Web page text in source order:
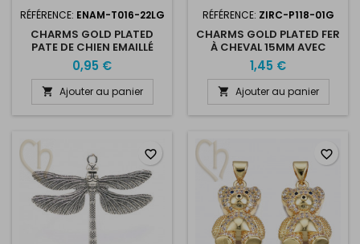
RÉFÉRENCE: ENAM-T016-22LG
CHARMS GOLD PLATED
PATE DE CHIEN EMAILLÉ
17MM
0,95 €
 Ajouter au panier
RÉFÉRENCE: ZIRC-P118-01G
CHARMS GOLD PLATED FER
À CHEVAL 15MM AVEC
STRASS
1,45 €
 Ajouter au panier
favorite_border favorite_border